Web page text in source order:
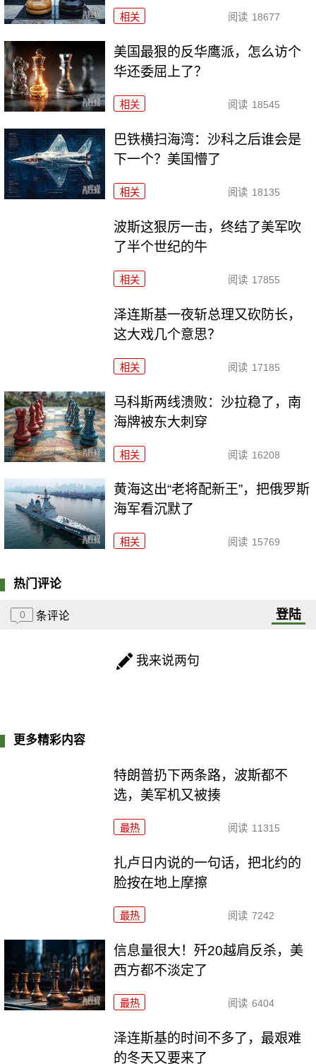
相关 阅读 18677
美国最狠的反华鹰派，怎么访个
华还委屈上了？
相关 阅读 18545
巴铁横扫海湾：沙科之后谁会是
下一个？美国懵了
相关 阅读 18135
波斯这狠厉一击，终结了美军吹
了半个世纪的牛
相关 阅读 17855
泽连斯基一夜斩总理又砍防长，
这大戏几个意思？
相关 阅读 17185
马科斯两线溃败：沙拉稳了，南
海牌被东大刺穿
相关 阅读 16208
黄海这出“老将配新王”，把俄罗斯
海军看沉默了
相关 阅读 15769
热门评论
0 条评论 登陆
我来说两句
更多精彩内容
特朗普扔下两条路，波斯都不
选，美军机又被揍
最热 阅读 11315
扎卢日内说的一句话，把北约的
脸按在地上摩擦
最热 阅读 7242
信息量很大！歼20越肩反杀，美
西方都不淡定了
最热 阅读 6404
泽连斯基的时间不多了，最艰难
的冬天又要来了